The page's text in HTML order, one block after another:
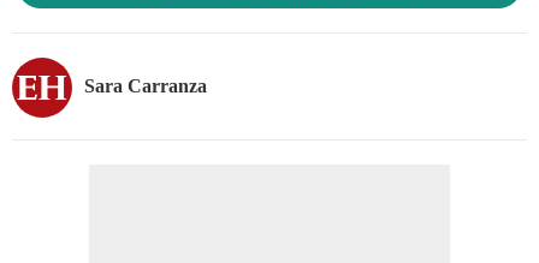
Sara Carranza